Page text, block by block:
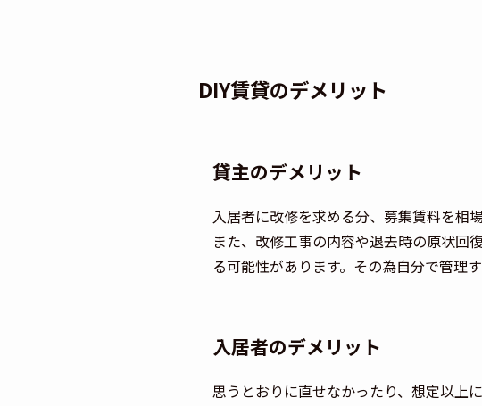
DIY賃貸のデメリット
貸主のデメリット
入居者に改修を求める分、募集賃料を相
また、改修工事の内容や退去時の原状回
る可能性があります。その為自分で管理
入居者のデメリット
思うとおりに直せなかったり、想定以上